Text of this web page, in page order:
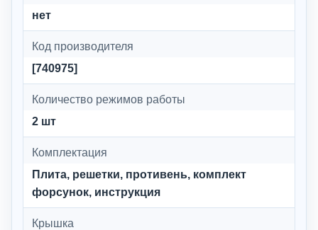
нет
Код производителя
[740975]
Количество режимов работы
2 шт
Комплектация
Плита, решетки, противень, комплект
форсунок, инструкция
Крышка